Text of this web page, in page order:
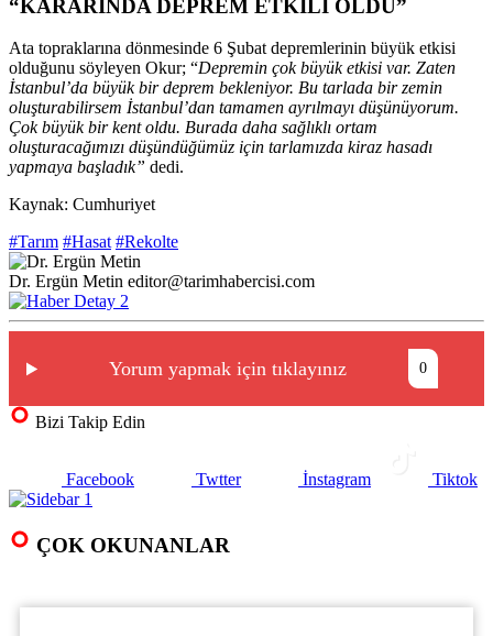
“KARARINDA DEPREM ETKİLİ OLDU”
Ata topraklarına dönmesinde 6 Şubat depremlerinin büyük etkisi
olduğunu söyleyen Okur; “Depremin çok büyük etkisi var. Zaten
İstanbul’da büyük bir deprem bekleniyor. Bu tarlada bir zemin
oluşturabilirsem İstanbul’dan tamamen ayrılmayı düşünüyorum.
Çok büyük bir kent oldu. Burada daha sağlıklı ortam
oluşturacağımızı düşündüğümüz için tarlamızda kiraz hasadı
yapmaya başladık” dedi.
Kaynak: Cumhuriyet
#Tarım #Hasat #Rekolte
Dr. Ergün Metin editor@tarimhabercisi.com
Yorum yapmak için tıklayınız 0
Bizi Takip Edin
Facebook Twtter İnstagram Tiktok
ÇOK OKUNANLAR